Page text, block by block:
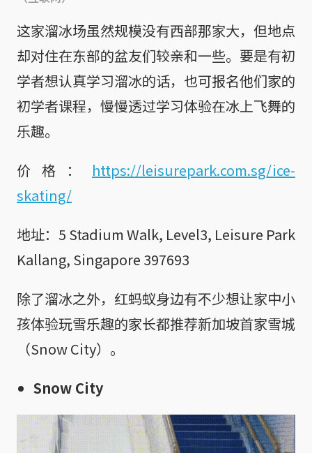
这家溜冰场虽然规模没有西部那家大，但地点
却对住在东部的盆友们较亲和一些。要是有初
学者想认真学习溜冰的话，也可报名他们家的
初学者课程，慢慢透过学习体验在冰上飞舞的
乐趣。
价格： https://leisurepark.com.sg/ice-
skating/
地址：5 Stadium Walk, Level3, Leisure Park
Kallang, Singapore 397693
除了溜冰之外，红蚂蚁身边有不少想让家中小
孩体验玩雪乐趣的家长都推荐新加坡首家雪城
（Snow City）。
Snow City